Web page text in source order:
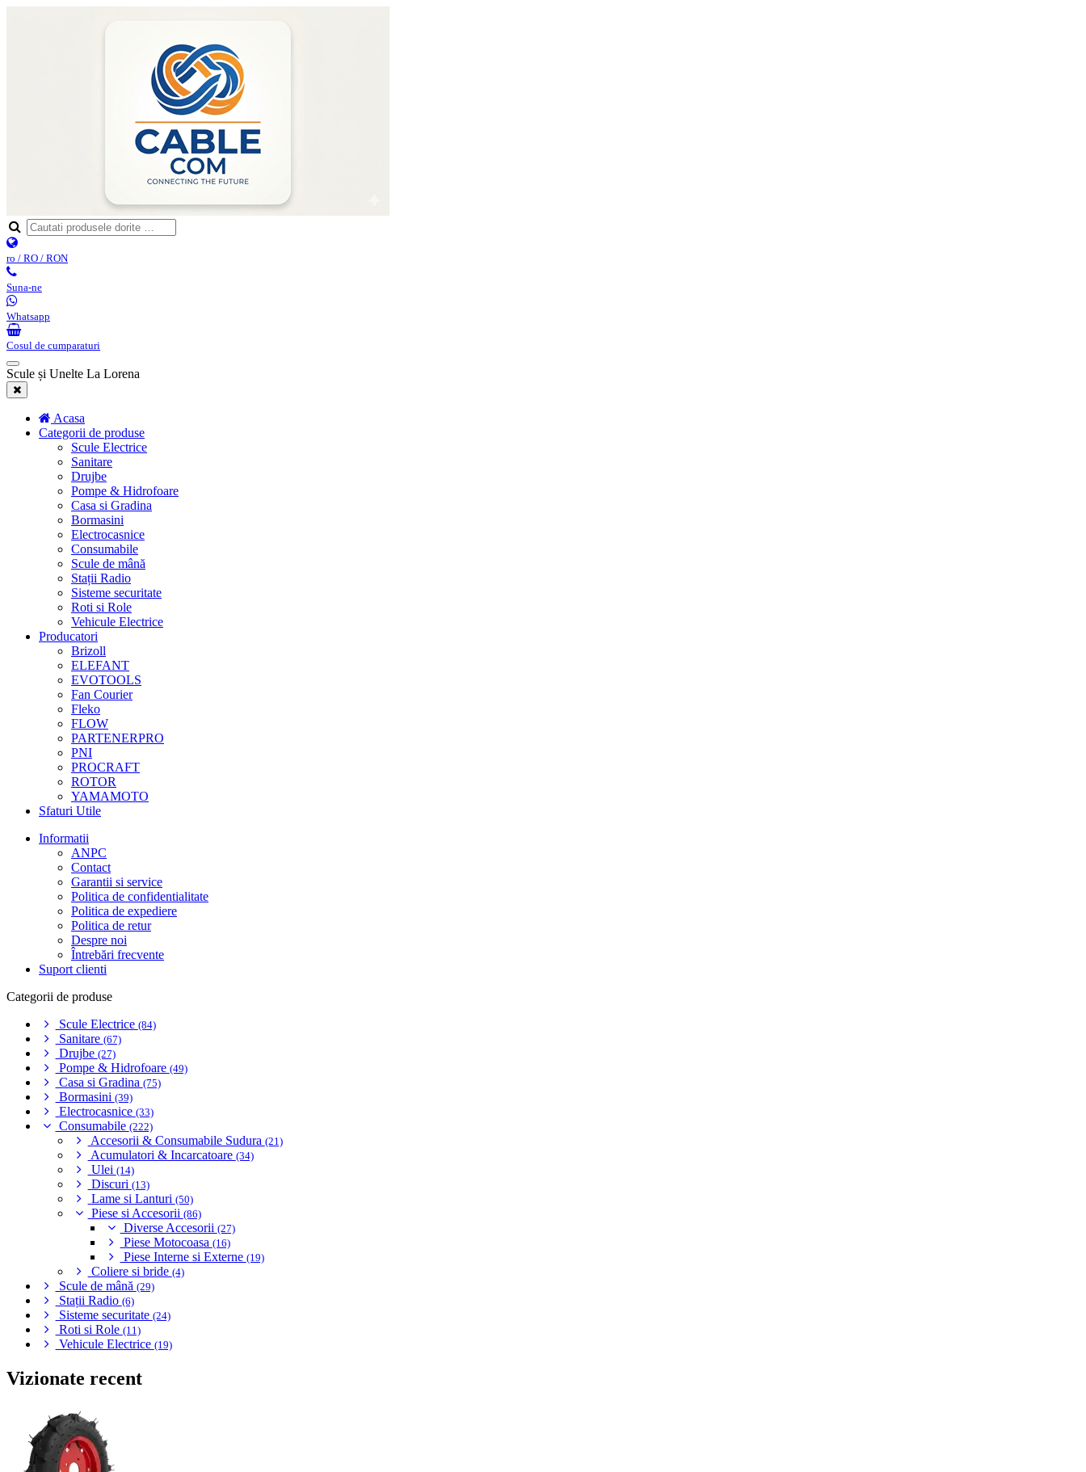
ro / RO / RON
Suna-ne
Whatsapp
Cosul de cumparaturi
Scule și Unelte La Lorena
Acasa
Categorii de produse
Scule Electrice
Sanitare
Drujbe
Pompe & Hidrofoare
Casa si Gradina
Bormasini
Electrocasnice
Consumabile
Scule de mână
Stații Radio
Sisteme securitate
Roti si Role
Vehicule Electrice
Producatori
Brizoll
ELEFANT
EVOTOOLS
Fan Courier
Fleko
FLOW
PARTENERPRO
PNI
PROCRAFT
ROTOR
YAMAMOTO
Sfaturi Utile
Informatii
ANPC
Contact
Garantii si service
Politica de confidentialitate
Politica de expediere
Politica de retur
Despre noi
Întrebări frecvente
Suport clienti
Categorii de produse
Scule Electrice (84)
Sanitare (67)
Drujbe (27)
Pompe & Hidrofoare (49)
Casa si Gradina (75)
Bormasini (39)
Electrocasnice (33)
Consumabile (222)
Accesorii & Consumabile Sudura (21)
Acumulatori & Incarcatoare (34)
Ulei (14)
Discuri (13)
Lame si Lanturi (50)
Piese si Accesorii (86)
Diverse Accesorii (27)
Piese Motocoasa (16)
Piese Interne si Externe (19)
Coliere si bride (4)
Scule de mână (29)
Stații Radio (6)
Sisteme securitate (24)
Roti si Role (11)
Vehicule Electrice (19)
Vizionate recent